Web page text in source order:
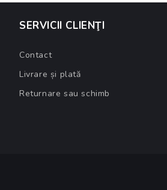
SERVICII CLIENŢI
Contact
Livrare și plată
Returnare sau schimb